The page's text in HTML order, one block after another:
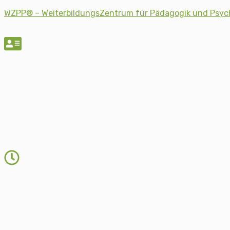
WZPP® – WeiterbildungsZentrum für Pädagogik und